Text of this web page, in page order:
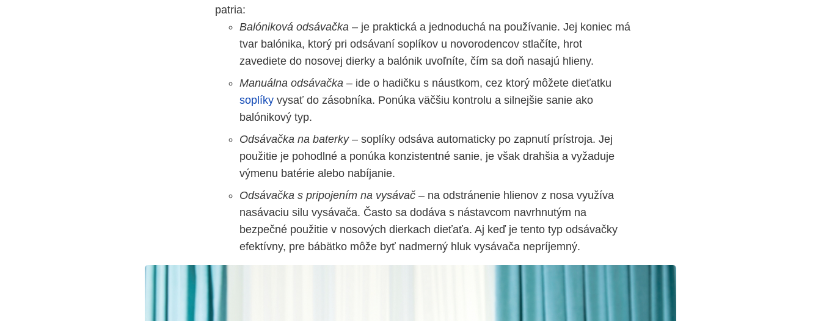
patria:
Balóniková odsávačka – je praktická a jednoduchá na používanie. Jej koniec má
tvar balónika, ktorý pri odsávaní soplíkov u novorodencov stlačíte, hrot
zavediete do nosovej dierky a balónik uvoľníte, čím sa doň nasajú hlieny.
Manuálna odsávačka – ide o hadičku s náustkom, cez ktorý môžete dieťatku
soplíky vysať do zásobníka. Ponúka väčšiu kontrolu a silnejšie sanie ako
balónikový typ.
Odsávačka na baterky– soplíky odsáva automaticky po zapnutí prístroja. Jej
použitie je pohodlné a ponúka konzistentné sanie, je však drahšia a vyžaduje
výmenu batérie alebo nabíjanie.
Odsávačka s pripojením na vysávač – na odstránenie hlienov z nosa využíva
nasávaciu silu vysávača. Často sa dodáva s nástavcom navrhnutým na
bezpečné použitie v nosových dierkach dieťaťa. Aj keď je tento typ odsávačky
efektívny, pre bábätko môže byť nadmerný hluk vysávača nepríjemný.